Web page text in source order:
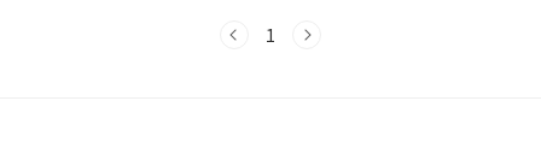
록했다. 미스트트롯 우승자로 CF, 콘서트, 예능
1